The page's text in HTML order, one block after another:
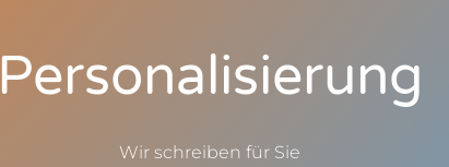
Personalisierung
Wir schreiben für Sie